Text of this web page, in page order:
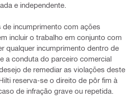
e independente.
incumprimento com ações
incluir o trabalho em conjunto com
qualquer incumprimento dentro de
a conduta do parceiro comercial
de remediar as violações deste
reserva-se o direito de pôr fim à
de infração grave ou repetida.